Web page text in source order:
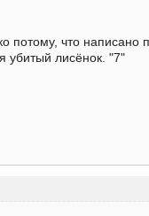
потому, что написано
убитый лисёнок. "7"